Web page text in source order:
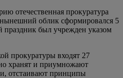
отечественная прокуратура
облик сформировался 5
праздник был учрежден указом
прокуратуры входят 27
хранят и приумножают
отстаивают принципы